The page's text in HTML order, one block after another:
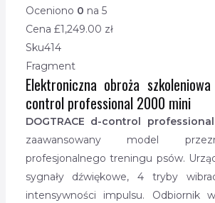
Oceniono 0 na 5
Cena £1,249.00 zł
Sku414
Fragment
Elektroniczna obroża szkoleniowa
control professional 2000 mini
DOGTRACE d-control
zaawansowany model
profesjonalnego treningu psów.
sygnały dźwiękowe, 4 tryby
intensywności impulsu. Odbiornik